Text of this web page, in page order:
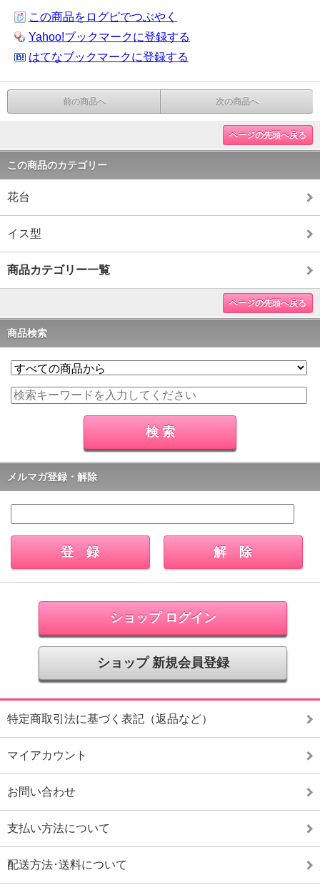
この商品をログピでつぶやく
Yahoo!ブックマークに登録する
はてなブックマークに登録する
前の商品へ 次の商品へ
ページの先頭へ戻る
この商品のカテゴリー
花台
イス型
商品カテゴリー一覧
ページの先頭へ戻る
商品検索
メルマガ登録・解除
ショップ ログイン
ショップ 新規会員登録
特定商取引法に基づく表記（返品など）
マイアカウント
お問い合わせ
支払い方法について
配送方法･送料について